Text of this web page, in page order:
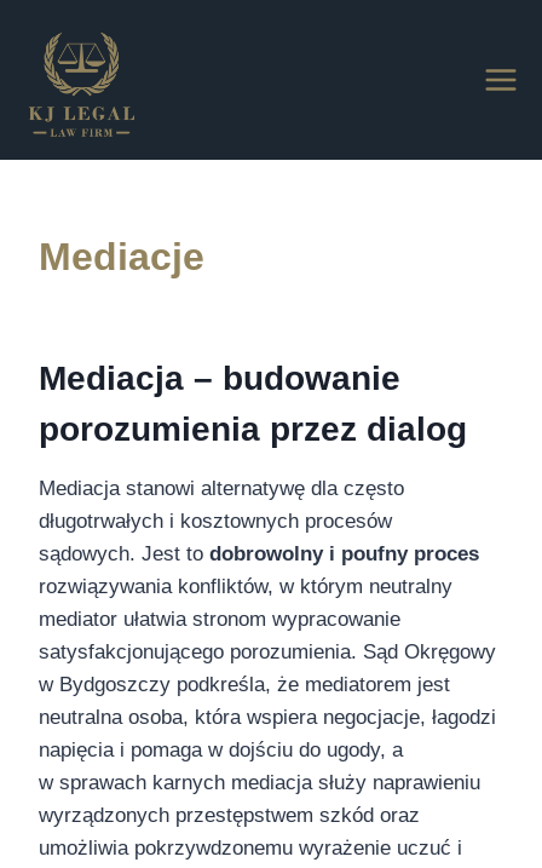
treści
Mediacje
Mediacja – budowanie
porozumienia przez dialog
Mediacja stanowi alternatywę dla często
długotrwałych i kosztownych procesów
sądowych. Jest to dobrowolny i poufny proces
rozwiązywania konfliktów, w którym neutralny
mediator ułatwia stronom wypracowanie
satysfakcjonującego porozumienia. Sąd Okręgowy
w Bydgoszczy podkreśla, że mediatorem jest
neutralna osoba, która wspiera negocjacje, łagodzi
napięcia i pomaga w dojściu do ugody, a
w sprawach karnych mediacja służy naprawieniu
wyrządzonych przestępstwem szkód oraz
umożliwia pokrzywdzonemu wyrażenie uczuć i